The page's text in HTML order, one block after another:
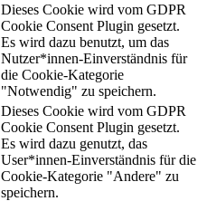
Dieses Cookie wird vom GDPR
Cookie Consent Plugin gesetzt.
Es wird dazu benutzt, um das
Nutzer*innen-Einverständnis für
die Cookie-Kategorie
"Notwendig" zu speichern.
Dieses Cookie wird vom GDPR
Cookie Consent Plugin gesetzt.
Es wird dazu genutzt, das
User*innen-Einverständnis für die
Cookie-Kategorie "Andere" zu
speichern.